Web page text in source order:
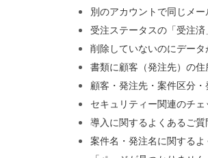
別のアカウントで同じメ
受注ステータスの「受注
削除していないのにデー
書類に顧客（発注先）の
顧客・発注先・案件区分
セキュリティー関連のチ
導入に関するよくあるご質
案件名・発注名に関する